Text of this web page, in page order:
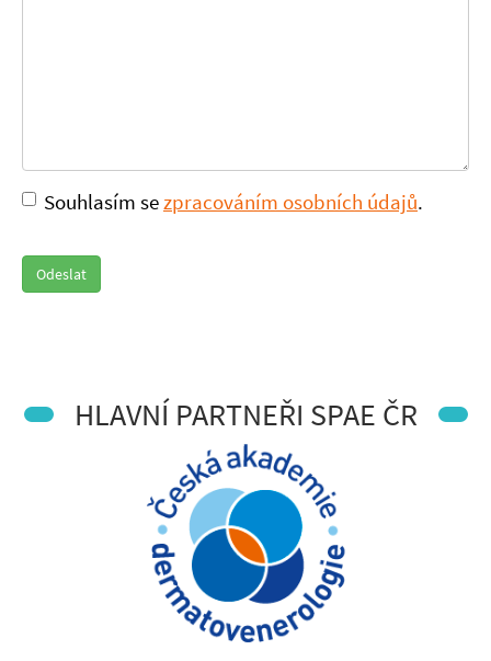
Souhlasím sezpracováním osobních údajů.
Odeslat
HLAVNÍ PARTNEŘI SPAE ČR